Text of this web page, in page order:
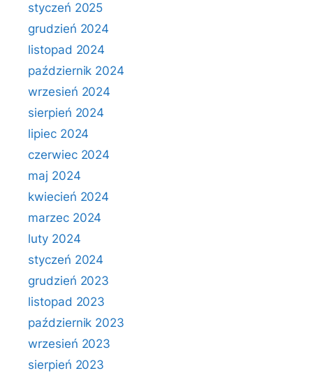
styczeń 2025
grudzień 2024
listopad 2024
październik 2024
wrzesień 2024
sierpień 2024
lipiec 2024
czerwiec 2024
maj 2024
kwiecień 2024
marzec 2024
luty 2024
styczeń 2024
grudzień 2023
listopad 2023
październik 2023
wrzesień 2023
sierpień 2023